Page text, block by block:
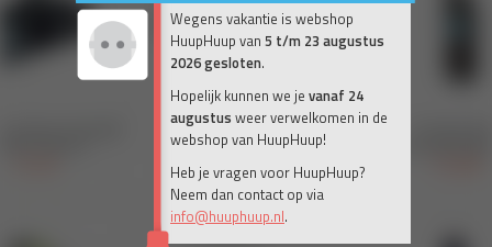
Wegens vakantie is webshop
HuupHuup van 5 t/m 23 augustus
2026 gesloten.
Hopelijk kunnen we je vanaf 24
augustus weer verwelkomen in de
webshop van HuupHuup!
Heb je vragen voor HuupHuup?
Neem dan contact op via
info@huuphuup.nl.